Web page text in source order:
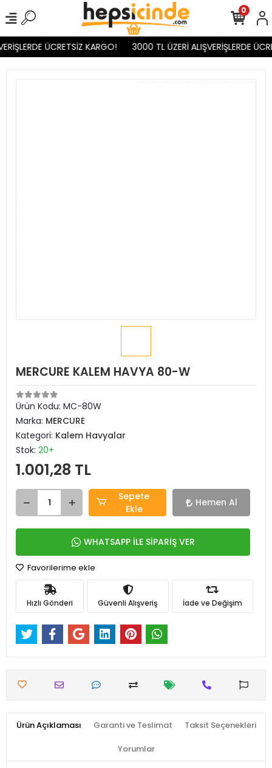
ÜCRETSİZ KARGO! 3000 TL ÜZERİ ALIŞVERİŞLERDE
0
MERCURE KALEM HAVYA 80-W
Ürün Kodu: MC-80W
Marka: MERCURE
Kategori: Kalem Havyalar
Stok: 20+
1.001,28 TL
Sepete
Ekle
Hemen Al
WHATSAPP İLE SİPARİŞ VER
Favorilerime ekle
Hızlı Gönderi Güvenli Alışveriş İade ve Değişim
Ürün Açıklaması Garanti ve Teslimat Taksit Seçenekleri
Yorumlar